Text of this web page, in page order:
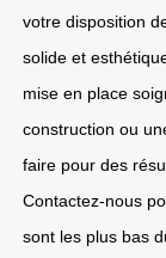
votre disposition
solide et
mise en place
construction ou
faire pour des
Contactez-nous
sont les plus bas